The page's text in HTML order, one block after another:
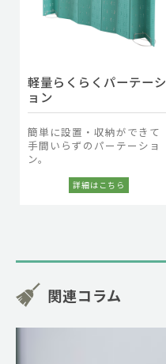
軽量らくらくパーテーシ
ョン
簡単に設置・収納ができて
手間いらずのパーテーショ
ン。
関連コラム